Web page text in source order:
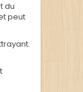
du
peut